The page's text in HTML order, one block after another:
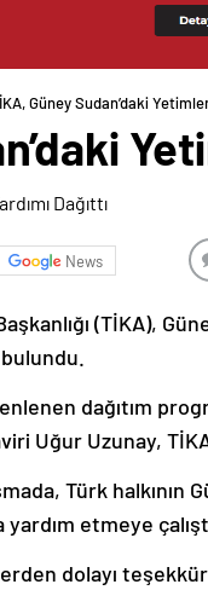
Güney Sudan’daki
News
(TİKA),
bulundu.
dağıtım
Uğur Uzunay,
Türk halkının
etmeye
dolayı